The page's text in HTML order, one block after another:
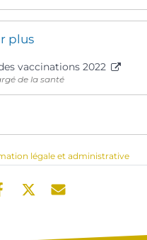
plus
vaccinations 2022
de la santé
légale et administrative